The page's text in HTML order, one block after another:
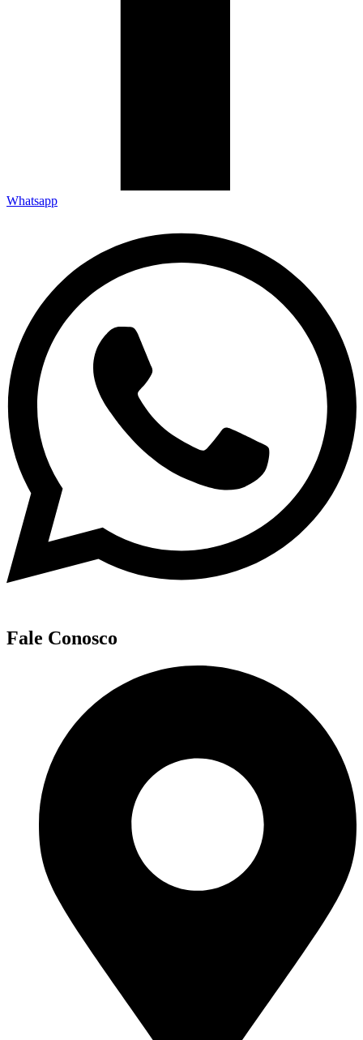
Whatsapp
Fale Conosco